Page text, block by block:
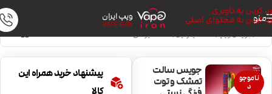
رد کردن به ناوبری
رد کردن به محتوای اصلی
منو ویپ ایران
VAPE IRAN
خانه/جویس ویپ/سالت نیکوتین/سالت میوه‌ای
ناموجو
د
جویس سالت
تمشک و توت
پیشنهاد خرید همراه این